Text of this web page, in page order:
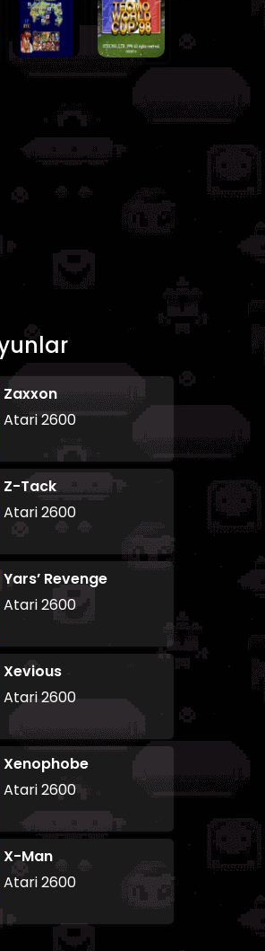
Zaxxon
Atari 2600
Z-Tack
Atari 2600
Yars’ Revenge
Atari 2600
Xevious
Atari 2600
Xenophobe
Atari 2600
X-Man
Atari 2600